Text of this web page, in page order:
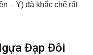
– Y) đã khắc chế rất
Đạp Đôi